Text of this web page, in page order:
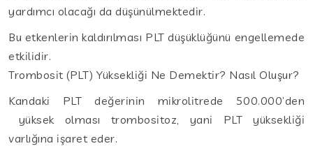
yardımcı olacağı da düşünülmektedir.
Bu etkenlerin kaldırılması PLT düşüklüğünü engellemede
etkilidir.
Trombosit (PLT) Yüksekliği Ne Demektir? Nasıl Oluşur?
Kandaki PLT değerinin mikrolitrede 500.000’den
yüksek olması trombositoz, yani PLT yüksekliği
varlığına işaret eder.